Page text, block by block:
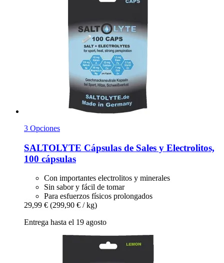
3 Opciones
SALTOLYTE Cápsulas de Sales y Electrolitos,
100 cápsulas
Con importantes electrolitos y minerales
Sin sabor y fácil de tomar
Para esfuerzos físicos prolongados
29,99 € (299,90 € / kg)
Entrega hasta el 19 agosto